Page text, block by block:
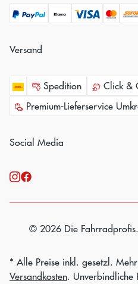
Versand
Spedition
Click &
Premium-Lieferservice
Social Media
© 2026 Die
* Alle Preise inkl. gesetzl.
Versandkosten. Unverbindliche